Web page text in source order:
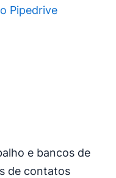
Pipedrive
e bancos de
de contatos